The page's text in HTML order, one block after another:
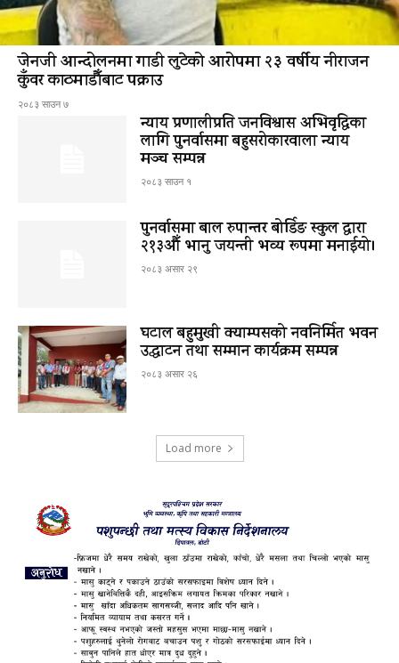
जेनजी आन्दोलनमा गाडी लुटेको आरोपमा २३ वर्षीय नीराजन
कुँवर काठमाडौँबाट पक्राउ
२०८३ साउन ७
न्याय प्रणालीप्रति जनविश्वास अभिवृद्धिका
लागि पुनर्वासमा बहुसरोकारवाला न्याय
मञ्च सम्पन्न
२०८३ साउन १
पुनर्वासमा बाल रुपान्तर बोर्डिङ स्कुल द्धारा
२१३औँ भानु जयन्ती भव्य रूपमा मनाईयो।
२०८३ असार २९
घटाल बहुमुखी क्याम्पसको नवनिर्मित भवन
उद्घाटन तथा सम्मान कार्यक्रम सम्पन्न
२०८३ असार २६
Load more